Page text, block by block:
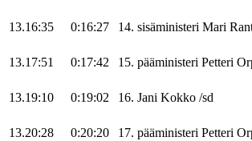
13.16:35 0:16:27 14. sisäministeri Mari
13.17:51 0:17:42 15. pääministeri Petteri
13.19:10 0:19:02 16. Jani Kokko /sd
13.20:28 0:20:20 17. pääministeri Petteri